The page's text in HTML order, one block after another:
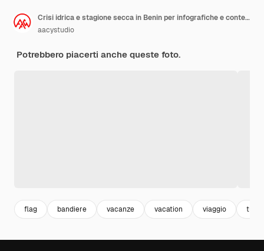
Crisi idrica e stagione secca in Benin per infografiche e contenuti sui social media in rendering 3D
aacystudio
Potrebbero piacerti anche queste foto.
flag bandiere vacanze vacation viaggio